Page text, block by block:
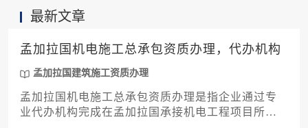
最新文章
孟加拉国机电施工总承包资质办理，代办机构
孟加拉国建筑施工资质办理
孟加拉国机电施工总承包资质办理是指企业通过专
业代办机构完成在孟加拉国承接机电工程项目所需